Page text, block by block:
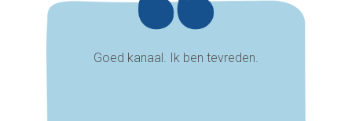
Goed kanaal. Ik ben tevreden.